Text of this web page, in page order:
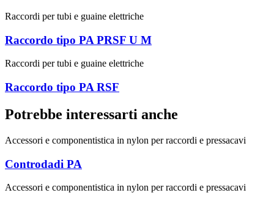
Raccordi per tubi e guaine elettriche
Raccordo tipo PA PRSF U M
Raccordi per tubi e guaine elettriche
Raccordo tipo PA RSF
Potrebbe interessarti anche
Accessori e componentistica in nylon per raccordi e pressacavi
Controdadi PA
Accessori e componentistica in nylon per raccordi e pressacavi